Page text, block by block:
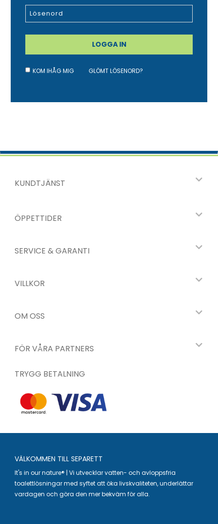
KOM IHÅG MIG GLÖMT LÖSENORD?
KUNDTJÄNST
ÖPPETTIDER
SERVICE & GARANTI
VILLKOR
OM OSS
FÖR VÅRA PARTNERS
TRYGG BETALNING
VÄLKOMMEN TILL SEPARETT
It's in our nature® | Vi utvecklar vatten- och avloppsfria
toalettlösningar med syftet att öka livskvaliteten, underlättar
vardagen och göra den mer bekväm för alla.